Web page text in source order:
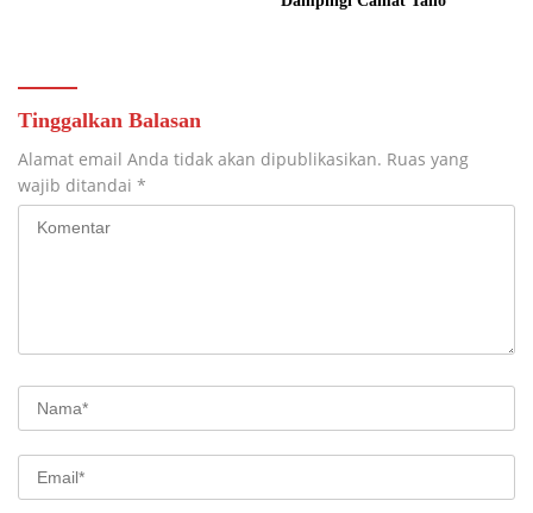
Tinggalkan Balasan
Alamat email Anda tidak akan dipublikasikan. Ruas yang
wajib ditandai *